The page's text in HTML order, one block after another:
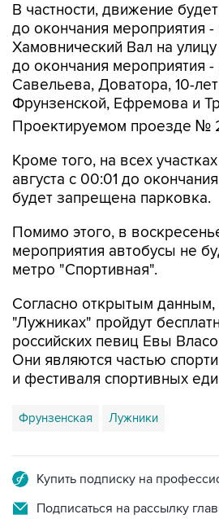
В частности, движение
до окончания мероприятия
Хамовнический Вал на
до окончания мероприятия -
Савельева, Доватора, 10-
Фрунзенской, Ефремова и
Проектируемом проезде №
Кроме того, на всех
августа с 00:01 до
будет запрещена парковка.
Помимо этого, в
мероприятия автобусы не
метро "Спортивная".
Согласно открытым данным,
"Лужниках" пройдут
российских певиц Евы
Они являются частью
и фестиваля спортивных
Фрунзенская Лужники
Купить подписку на
Подписаться на рассылку